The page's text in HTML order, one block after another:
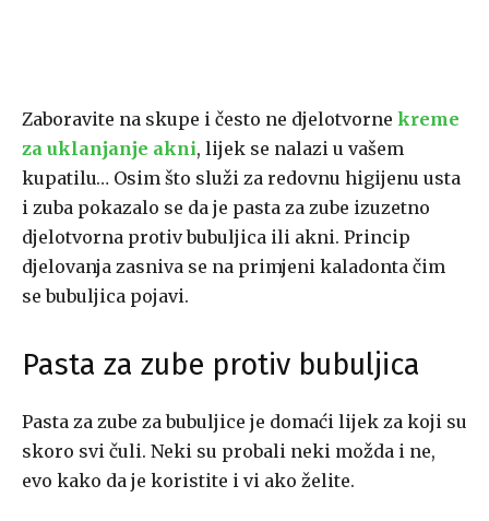
Zaboravite na skupe i često ne djelotvorne kreme
za uklanjanje akni, lijek se nalazi u vašem
kupatilu… Osim što služi za redovnu higijenu usta
i zuba pokazalo se da je pasta za zube izuzetno
djelotvorna protiv bubuljica ili akni. Princip
djelovanja zasniva se na primjeni kaladonta čim
se bubuljica pojavi.
Pasta za zube protiv bubuljica
Pasta za zube za bubuljice je domaći lijek za koji su
skoro svi čuli. Neki su probali neki možda i ne,
evo kako da je koristite i vi ako želite.